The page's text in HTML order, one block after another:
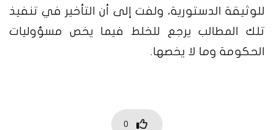
للوثيقة الدستورية، ولفت إلى أن التأخير في تنفيذ
تلك المطالب يرجع للخلط فيما يخص مسؤوليات
الحكومة وما لا يخصها.
0